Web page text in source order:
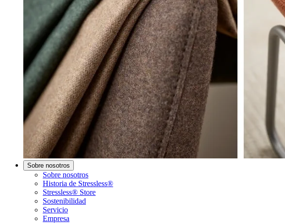
Sobre nosotros
Sobre nosotros
Historia de Stressless®
Stressless® Store
Sostenibilidad
Servicio
Empresa